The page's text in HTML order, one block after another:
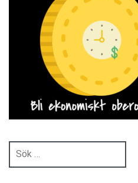
Sök